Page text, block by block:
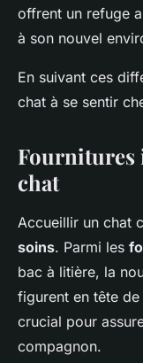
offrent un refuge
à son nouvel
En suivant ces
chat à se sentir
Fournitures
chat
Accueillir un chat
soins. Parmi les
bac à litière, la
figurent en tête
crucial pour
compagnon.